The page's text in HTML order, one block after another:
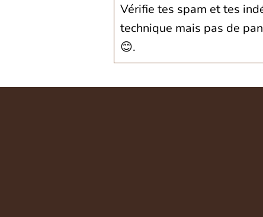
Vérifie tes spam et tes
technique mais pas de
😊.